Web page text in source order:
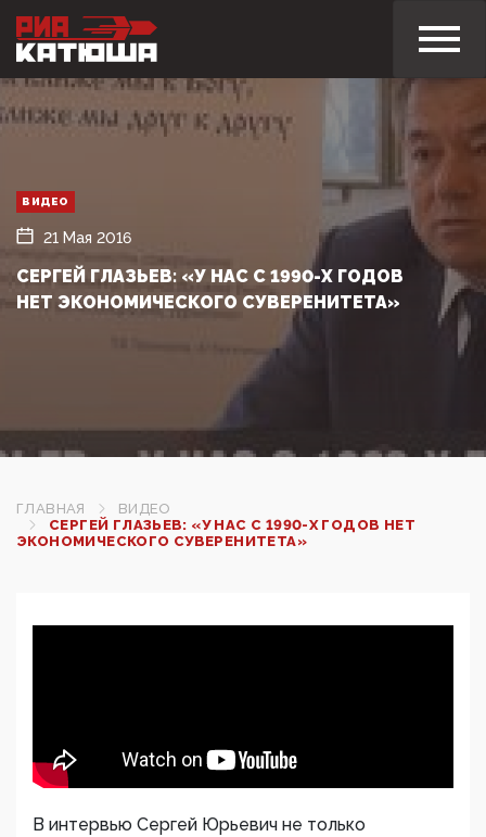
ВИДЕО
21 Мая 2016
СЕРГЕЙ ГЛАЗЬЕВ: «У НАС С 1990-Х ГОДОВ
НЕТ ЭКОНОМИЧЕСКОГО СУВЕРЕНИТЕТА»
ГЛАВНАЯ
ВИДЕО
СЕРГЕЙ ГЛАЗЬЕВ: «У НАС С 1990-Х ГОДОВ НЕТ
ЭКОНОМИЧЕСКОГО СУВЕРЕНИТЕТА»
В интервью Сергей Юрьевич не только